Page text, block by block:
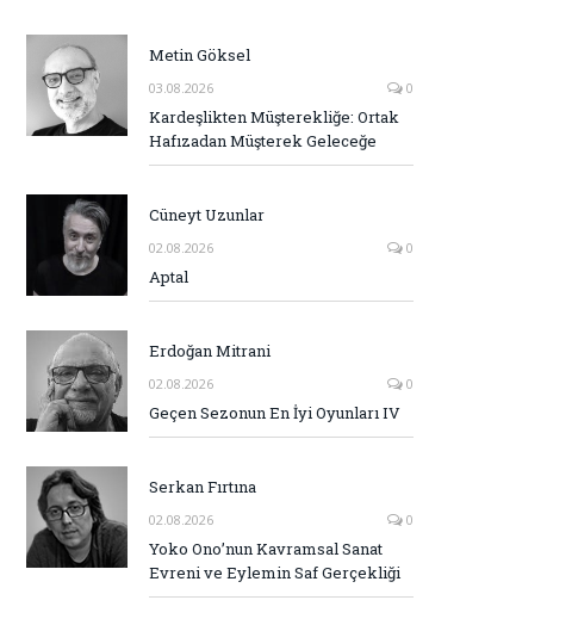
Metin Göksel
03.08.2026 0
Kardeşlikten Müşterekliğe: Ortak
Hafızadan Müşterek Geleceğe
Cüneyt Uzunlar
02.08.2026 0
Aptal
Erdoğan Mitrani
02.08.2026 0
Geçen Sezonun En İyi Oyunları IV
Serkan Fırtına
02.08.2026 0
Yoko Ono’nun Kavramsal Sanat
Evreni ve Eylemin Saf Gerçekliği